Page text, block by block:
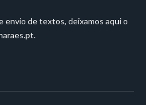
envio de textos, deixamos aqui o
.